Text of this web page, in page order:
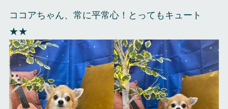
ココアちゃん、常に平常心！とってもキュート
★★